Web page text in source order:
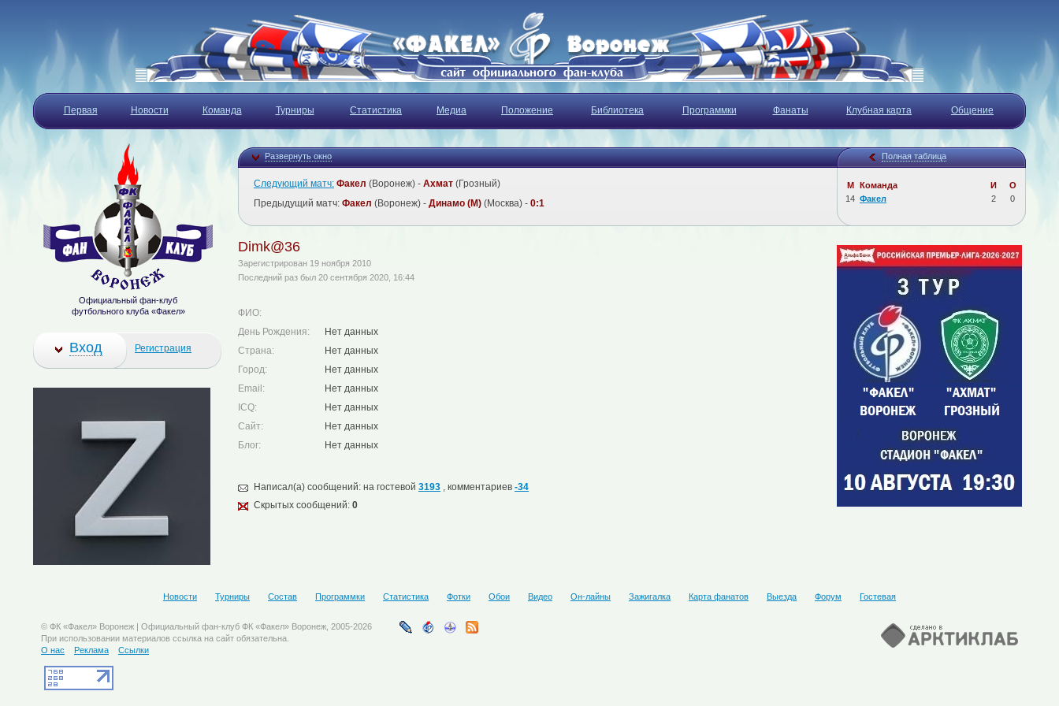
Первая Новости Команда Турниры Статистика Медиа Положение Библиотека Программки Фанаты Клубная карта Общение
Развернуть окно Полная таблица
М Команда И
О
14 Факел 2 0
Следующий матч: Факел (Воронеж) - Ахмат (Грозный)
Предыдущий матч: Факел (Воронеж) - Динамо (М) (Москва) - 0:1
Dimk@36
Зарегистрирован 19 ноября 2010
Последний раз был 20 сентября 2020, 16:44
ФИО:
День Рождения:
Нет данных
Страна:
Нет данных
Город:
Нет данных
Email:
Нет данных
ICQ:
Нет данных
Cайт:
Нет данных
Блог:
Нет данных
Написал(а) сообщений: на гостевой 3193 , комментариев -34
Скрытых сообщений: 0
Официальный фан-клуб
футбольного клуба «Факел»
Вход Регистрация
Новости Турниры Состав Программки Статистика Фотки Обои Видео Он-лайны Зажигалка Карта фанатов Выезда Форум Гостевая
© ФК «Факел» Воронеж | Официальный фан-клуб ФК «Факел» Воронеж, 2005-2026
При использовании материалов ссылка на сайт обязательна.
О нас
Реклама Ссылки